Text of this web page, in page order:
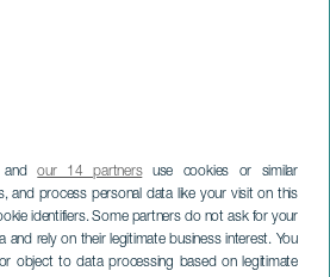
andour 14 partnersuse cookies or similar
and process personal data like your visit on this
identifiers. Some partners do not ask for your
rely on their legitimate business interest. You
object to data processing based on legitimate